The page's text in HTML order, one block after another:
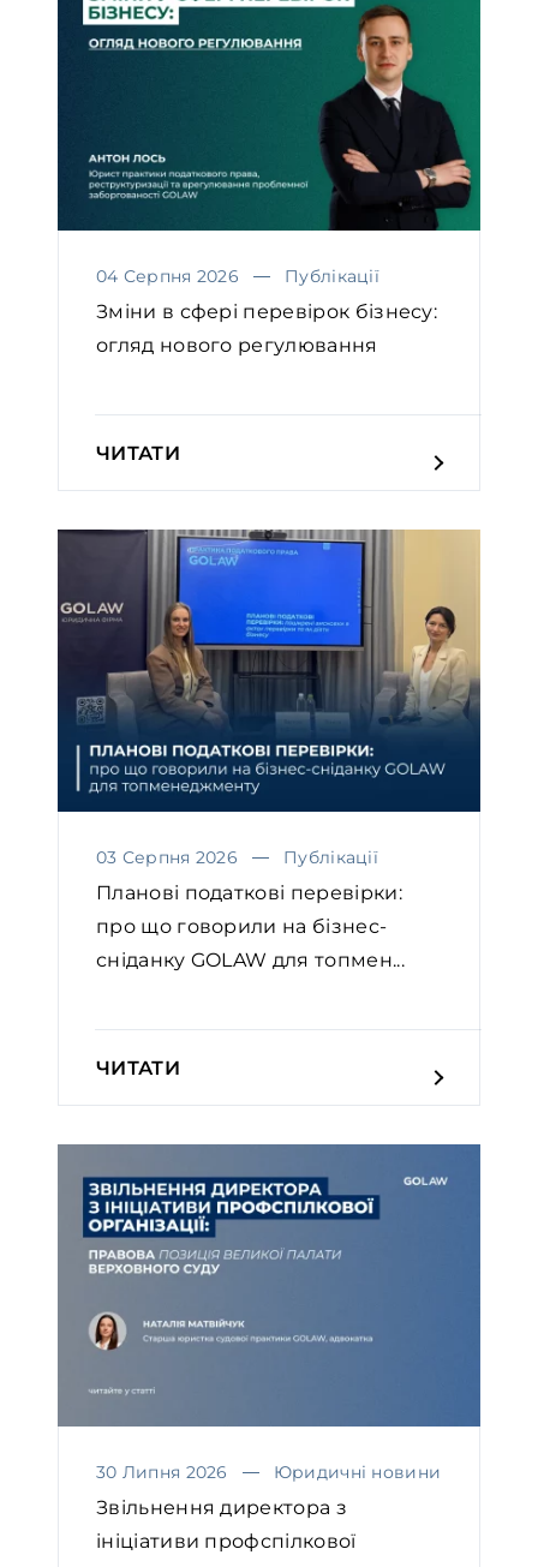
04 Серпня 2026 Публікації
Зміни в сфері перевірок бізнесу:
огляд нового регулювання
ЧИТАТИ
03 Серпня 2026 Публікації
Планові податкові перевірки:
про що говорили на бізнес-
сніданку GOLAW для топмен...
ЧИТАТИ
30 Липня 2026 Юридичні новини
Звільнення директора з
ініціативи профспілкової